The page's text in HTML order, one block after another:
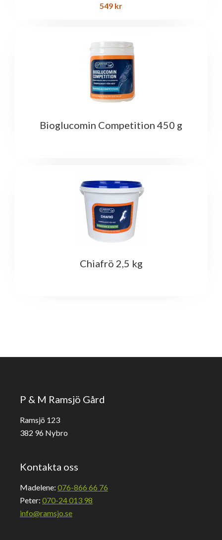
549 kr
Bioglucomin Competition 450 g
Chiafrö 2,5 kg
P & M Ramsjö Gård
Ramsjö 123
382 96 Nybro
Kontakta oss
Madelene: 076-866 66 76
Peter: 070-24 013 98
info@ramsjo.se